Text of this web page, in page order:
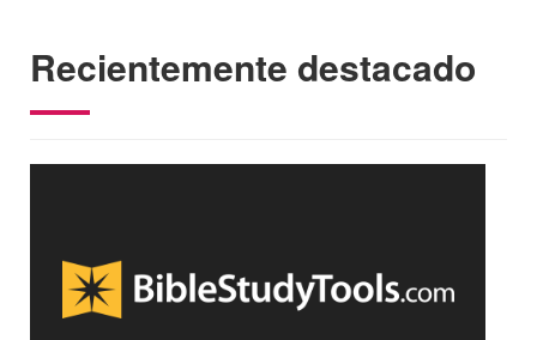
Recientemente destacado